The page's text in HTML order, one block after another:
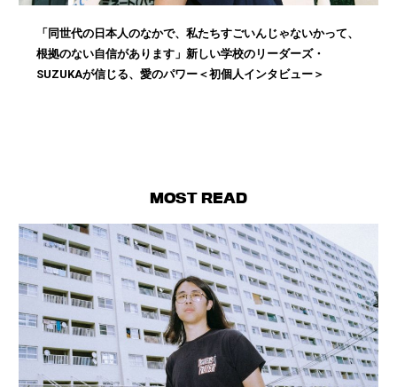
「同世代の日本人のなかで、私たちすごいんじゃないかって、
根拠のない自信があります」新しい学校のリーダーズ・
SUZUKAが信じる、愛のパワー＜初個人インタビュー＞
MOST READ